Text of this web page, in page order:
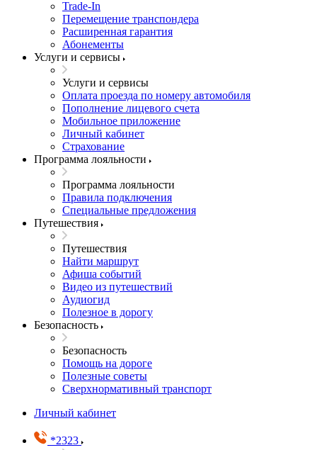
Trade-In
Перемещение транспондера
Расширенная гарантия
Абонементы
Услуги и сервисы
Услуги и сервисы
Оплата проезда по номеру автомобиля
Пополнение лицевого счета
Мобильное приложение
Личный кабинет
Страхование
Программа лояльности
Программа лояльности
Правила подключения
Специальные предложения
Путешествия
Путешествия
Найти маршрут
Афиша событий
Видео из путешествий
Аудиогид
Полезное в дорогу
Безопасность
Безопасность
Помощь на дороге
Полезные советы
Сверхнормативный транспорт
Личный кабинет
*2323